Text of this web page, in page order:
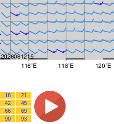
18
21
42
45
66
69
90 93